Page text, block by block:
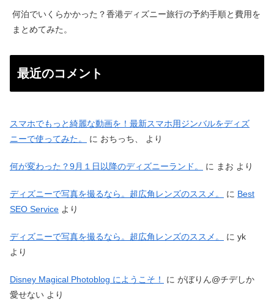
何泊でいくらかかった？香港ディズニー旅行の予約手順と費用を
まとめてみた。
最近のコメント
スマホでもっと綺麗な動画を！最新スマホ用ジンバルをディズ
ニーで使ってみた。
に おちっち、 より
何が変わった？9月１日以降のディズニーランド。 に まお より
ディズニーで写真を撮るなら。超広角レンズのススメ。 に Best
SEO Service より
ディズニーで写真を撮るなら。超広角レンズのススメ。 に yk
より
Disney Magical Photoblog にようこそ！ に がぼりん@チデしか
愛せない より